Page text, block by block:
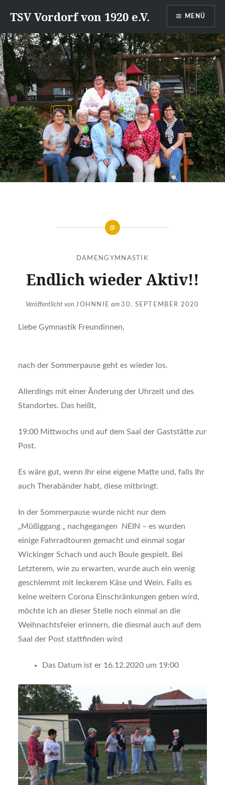
zumTSV Vordorf von 1920 e.V. MENÜ
DAMENGYMNASTIK
Endlich wieder Aktiv!!
Veröffentlicht vonJOHNNIE am30. SEPTEMBER 2020
Liebe Gymnastik Freundinnen,
nach der Sommerpause geht es wieder los.
Allerdings mit einer Änderung der Uhrzeit und des
Standortes. Das heißt,
19:00 Mittwochs und auf dem Saal der Gaststätte zur
Post.
Es wäre gut, wenn Ihr eine eigene Matte und, falls Ihr
auch Therabänder habt, diese mitbringt.
In der Sommerpause wurde nicht nur dem
„Müßiggang „ nachgegangen NEIN – es wurden
einige Fahrradtouren gemacht und einmal sogar
Wickinger Schach und auch Boule gespielt. Bei
Letzterem, wie zu erwarten, wurde auch ein wenig
geschlemmt mit leckerem Käse und Wein. Falls es
keine weitern Corona Einschränkungen geben wird,
möchte ich an dieser Stelle noch einmal an die
Weihnachtsfeier erinnern, die diesmal auch auf dem
Saal der Post stattfinden wird
Das Datum ist er 16.12.2020 um 19:00